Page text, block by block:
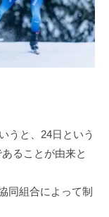
うと、24日という
ることが由来と
同組合によって制